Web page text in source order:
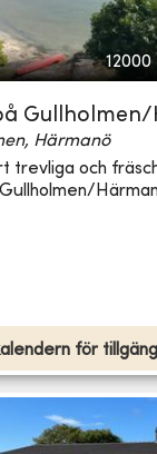
12000
Härmanö
trevliga och
för